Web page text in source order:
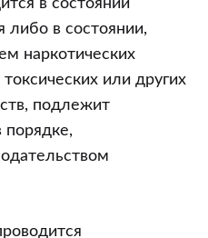
в состоянии
либо в состоянии,
наркотических
или других
подлежит
порядке,